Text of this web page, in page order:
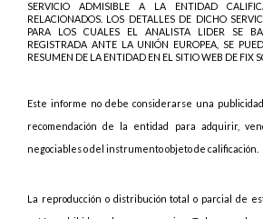
SERVICIO ADMISIBLE A LA ENTIDAD
RELACIONADOS. LOS DETALLES DE DICHO
PARA LOS CUALES EL ANALISTA LIDER SE
REGISTRADA ANTE LA UNIÓN EUROPEA, SE
RESUMEN DE LA ENTIDAD EN EL SITIO WEB DE FIX
Este informe no debe considerarse una
recomendación de la entidad para adquirir,
negociables o del instrumento objeto de calificación.
La reproducción o distribución total o parcial de